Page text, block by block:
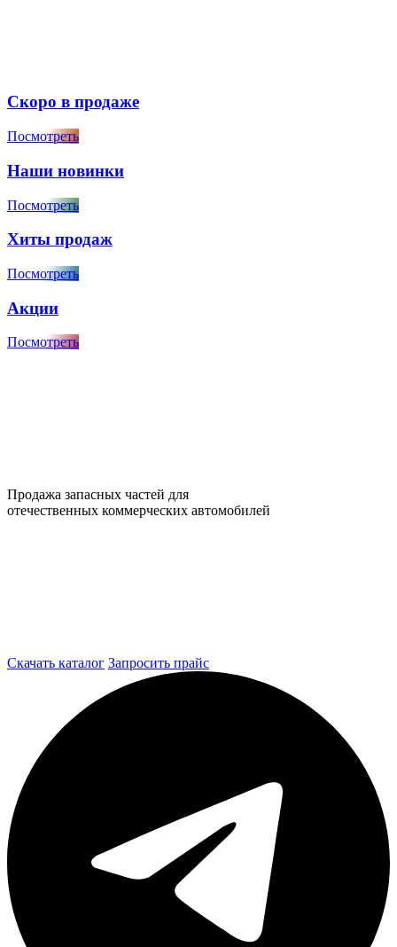
Скоро в продаже
Посмотреть
Наши новинки
Посмотреть
Хиты продаж
Посмотреть
Акции
Посмотреть
Продажа запасных частей для
отечественных коммерческих автомобилей
Скачать каталог Запросить прайс